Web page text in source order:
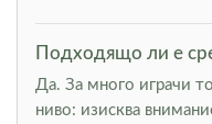
Подходящо ли е
Да. За много играчи
ниво: изисква